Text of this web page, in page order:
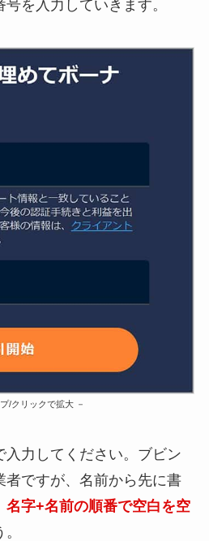
を入力していきます。
/クリックで拡大
入力してください。ブビン
者ですが、名前から先に書
名字+名前の順番で空白を空